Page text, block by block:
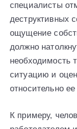
специалисты
деструктивных
ощущение
должно
необходимость
ситуацию и
относительно
К примеру,